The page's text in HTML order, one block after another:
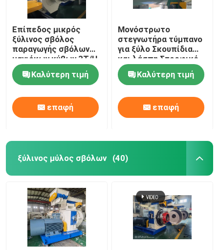
Σιδηροτροφείο ζωοτροφών
Κοχύλι κυλίνδρων μηχανών σβόλων
Μηχανή μύλων σφυριών
Σίλο αποθήκευσης σιτηρών
Επίπεδος μικρός
ξύλινος σβόλος
παραγωγής σβόλων
μανιόκων κύβων 3T/H
δαχτυλιδιών που
κατασκευάζει τη
μηχανή
Καλύτερη τιμή
επαφή
Μονόστρωτο
στεγνωτήρα τύμπανο
για ξύλο Σκουπίδια
και λάσπη Στροφικό
στεγνωτήρα 5t/h
Καλύτερη τιμή
επαφή
ξύλινος μύλος σβόλων (40)